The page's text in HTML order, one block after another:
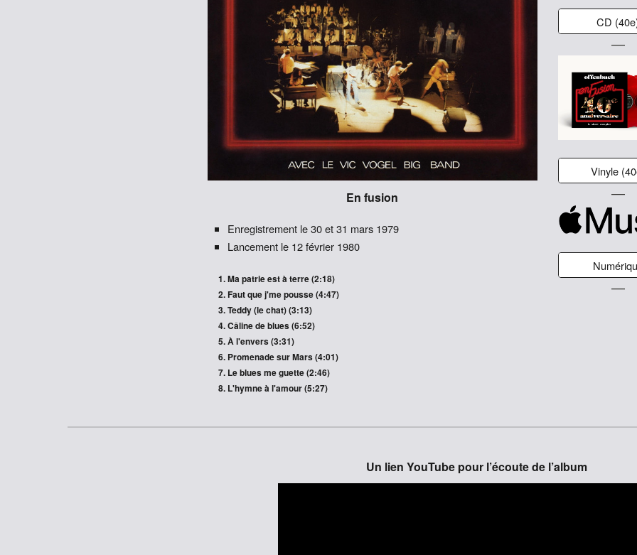
En fusion
Enregistrement le 30 et 31 mars 1979
Lancement le 12 février 1980
Ma patrie est à terre (2:18)
Faut que j'me pousse (4:47)
Teddy (le chat) (3:13)
Câline de blues (6:52)
À l'envers (3:31)
Promenade surMars(4:01)
Le blues me guette (2:46)
L'hymne à l'amour (5:27)
CD
―
Vinyle
―
―
Un lien YouTube pour l’écoute de l’album